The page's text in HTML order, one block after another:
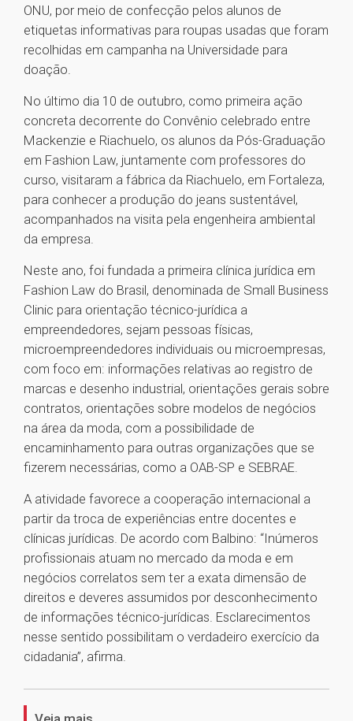
ONU, por meio de confecção pelos alunos de
etiquetas informativas para roupas usadas que foram
recolhidas em campanha na Universidade para
doação.
No último dia 10 de outubro, como primeira ação
concreta decorrente do Convênio celebrado entre
Mackenzie e Riachuelo, os alunos da Pós-Graduação
em Fashion Law, juntamente com professores do
curso, visitaram a fábrica da Riachuelo, em Fortaleza,
para conhecer a produção do jeans sustentável,
acompanhados na visita pela engenheira ambiental
da empresa.
Neste ano, foi fundada a primeira clínica jurídica em
Fashion Law do Brasil, denominada de Small Business
Clinic para orientação técnico-jurídica a
empreendedores, sejam pessoas físicas,
microempreendedores individuais ou microempresas,
com foco em: informações relativas ao registro de
marcas e desenho industrial, orientações gerais sobre
contratos, orientações sobre modelos de negócios
na área da moda, com a possibilidade de
encaminhamento para outras organizações que se
fizerem necessárias, como a OAB-SP e SEBRAE.
A atividade favorece a cooperação internacional a
partir da troca de experiências entre docentes e
clínicas jurídicas. De acordo com Balbino: “Inúmeros
profissionais atuam no mercado da moda e em
negócios correlatos sem ter a exata dimensão de
direitos e deveres assumidos por desconhecimento
de informações técnico-jurídicas. Esclarecimentos
nesse sentido possibilitam o verdadeiro exercício da
cidadania”, afirma.